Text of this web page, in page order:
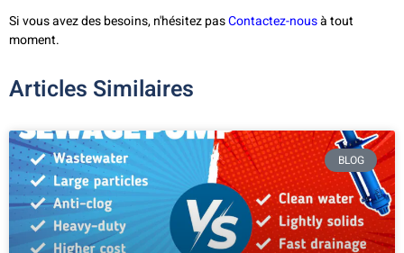
Si vous avez des besoins, n'hésitez pasContactez-nousà tout
moment.
Articles Similaires
BLOG